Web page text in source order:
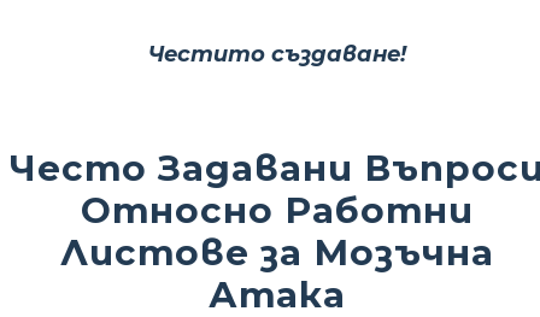
Честито създаване!
Често Задавани
Относно Работни
Листове за Мозъчна
Атака